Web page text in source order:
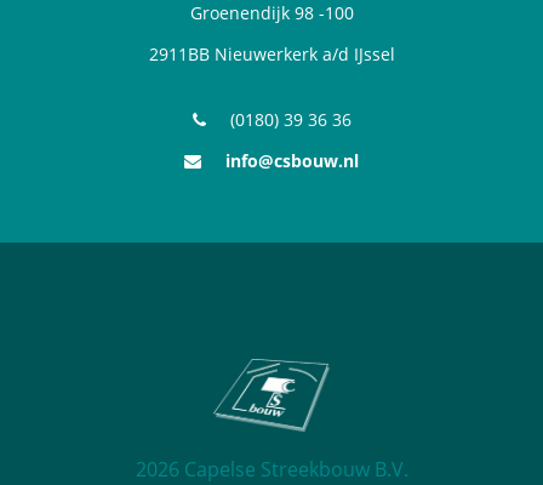
Groenendijk 98 -100
2911BB Nieuwerkerk a/d IJssel
(0180) 39 36 36
info@csbouw.nl
2026 Capelse Streekbouw B.V.